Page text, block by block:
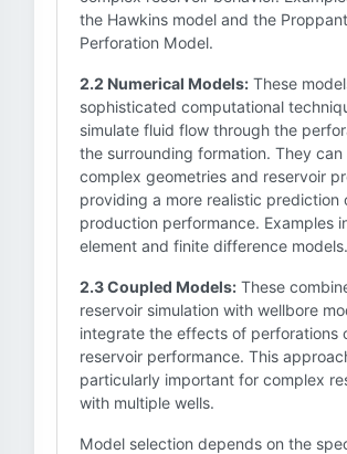
the Hawkins model and the
Perforation Model.
2.2 Numerical Models: These
sophisticated computational
simulate fluid flow through the
the surrounding formation. They
complex geometries and reservoir
providing a more realistic prediction
production performance. Examples
element and finite difference models.
2.3 Coupled Models: These
reservoir simulation with wellbore
integrate the effects of perforations
reservoir performance. This
particularly important for complex
with multiple wells.
Model selection depends on the